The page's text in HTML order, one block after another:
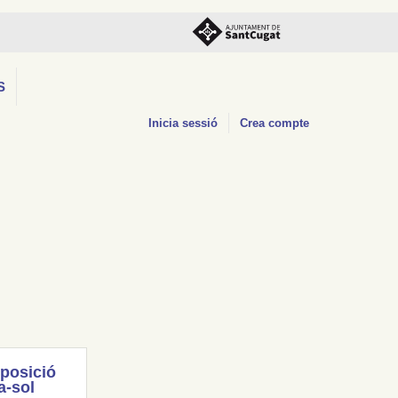
Inicia sessió Crea compte
sol